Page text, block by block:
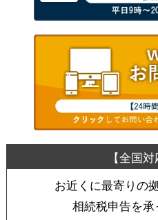
お近くに最寄りの
相続税申告を承